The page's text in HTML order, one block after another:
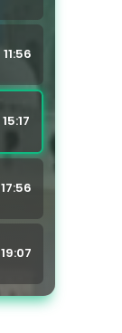
11:56
15:17
17:56
19:07